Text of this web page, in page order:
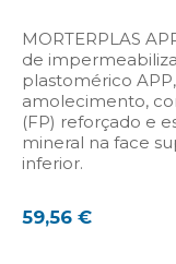
MORTERPLAS
de
plastomérico
amolecimento,
(FP) reforçado e
mineral na face
inferior.
59,56 €